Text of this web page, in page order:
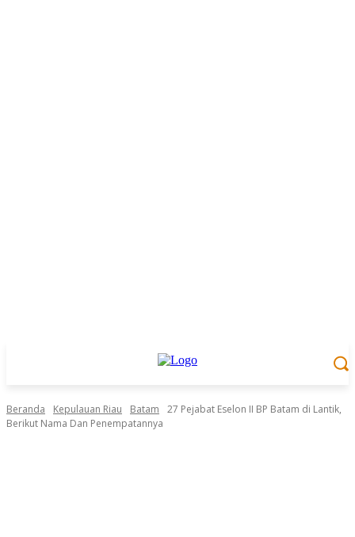
Beranda Kepulauan Riau Batam
27 Pejabat Eselon II BP Batam di Lantik,
Berikut Nama Dan Penempatannya